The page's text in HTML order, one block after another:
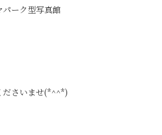
ーク型写真館
ださいませ(*^^*)